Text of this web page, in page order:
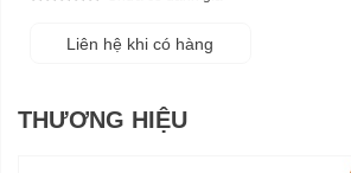
Liên hệ khi có hàng
THƯƠNG HIỆU